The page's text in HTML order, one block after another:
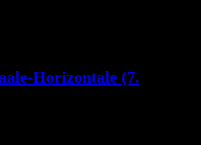
Horizontale (7.